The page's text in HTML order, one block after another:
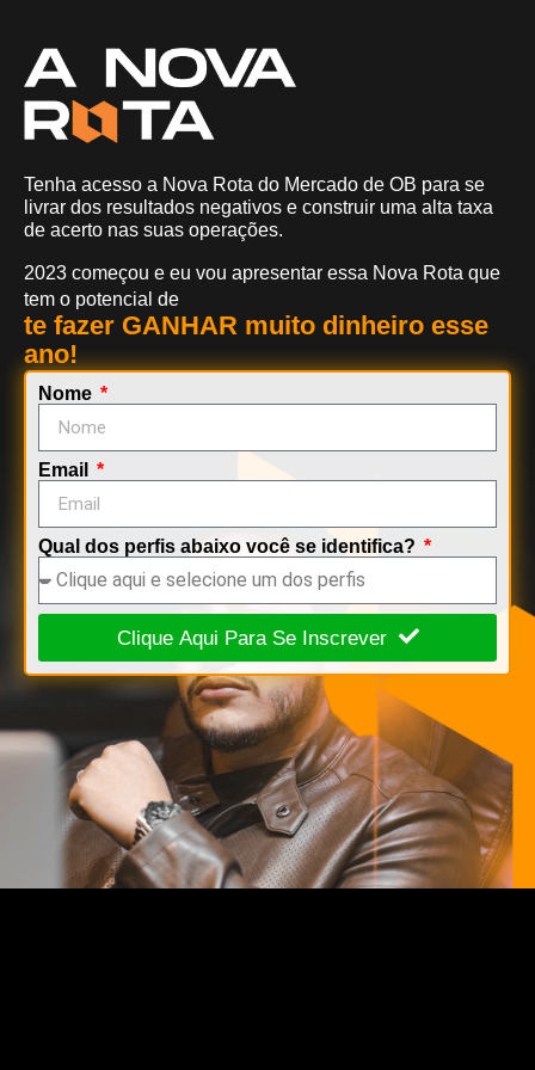
Tenha acesso a Nova Rota do Mercado de OB para se
livrar dos resultados negativos e construir uma alta taxa
de acerto nas suas operações.
2023 começou e eu vou apresentar essa Nova Rota que
tem o potencial de
te fazer GANHAR muito dinheiro esse
ano!
Nome
Email
Qual dos perfis abaixo você se identifica?
Clique Aqui Para Se Inscrever